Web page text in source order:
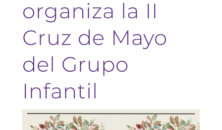
organiza la II
Cruz de Mayo
del Grupo
Infantil